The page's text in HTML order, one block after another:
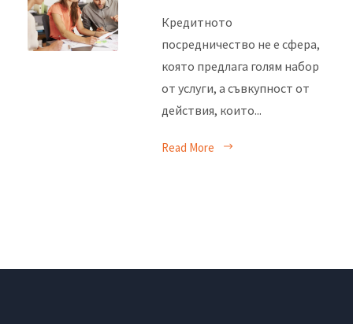
Кредитното
посредничество не е сфера,
която предлага голям набор
от услуги, а съвкупност от
действия, които...
Read More